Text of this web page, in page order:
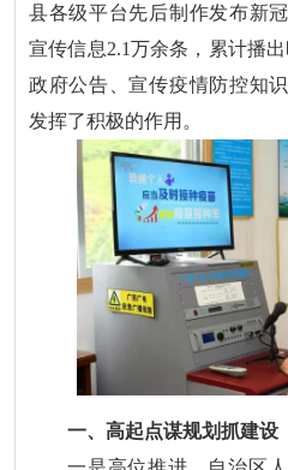
县各级平台先后制作发布新
宣传信息2.1万余条，累计播
政府公告、宣传疫情防控知
发挥了积极的作用。
一、高起点谋规划抓建设